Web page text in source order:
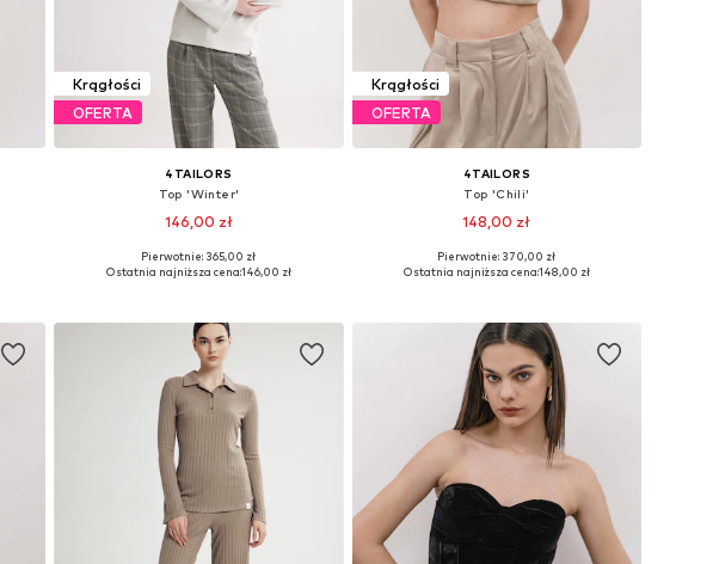
Krągłości
OFERTA
4TAILORS
Top 'Winter'
146,00 zł
Dostępne rozmiary: XL, XXL, XXXL
Pierwotnie: 365,00 zł
Ostatnia najniższa cena:146,00 zł
Krągłości
OFERTA
4TAILORS
Top 'Chili'
148,00 zł
Dostępne rozmiary: XL, XXL, XXXL
Pierwotnie: 370,00 zł
Ostatnia najniższa cena:148,00 zł